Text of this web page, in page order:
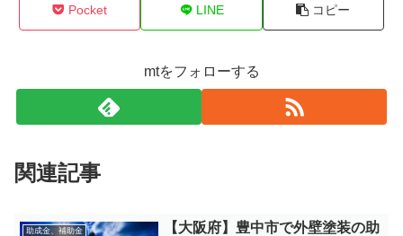
Pocket LINE コピー
mtをフォローする
関連記事
助成金、補助金
【大阪府】豊中市で外壁塗装の助